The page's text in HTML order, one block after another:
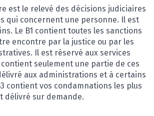
est le relevé des décisions judiciaires
qui concernent une personne. Il est
Le B1 contient toutes les sanctions
encontre par la justice ou par les
Il est réservé aux services
contient seulement une partie de ces
aux administrations et à certains
contient vos condamnations les plus
délivré sur demande.